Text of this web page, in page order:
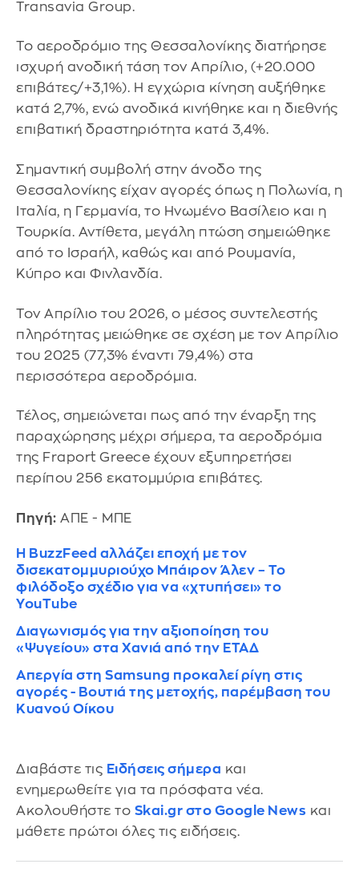
Transavia Group.
Το αεροδρόμιο της Θεσσαλονίκης διατήρησε
ισχυρή ανοδική τάση τον Απρίλιο, (+20.000
επιβάτες/+3,1%). Η εγχώρια κίνηση αυξήθηκε
κατά 2,7%, ενώ ανοδικά κινήθηκε και η διεθνής
επιβατική δραστηριότητα κατά 3,4%.
Σημαντική συμβολή στην άνοδο της
Θεσσαλονίκης είχαν αγορές όπως η Πολωνία, η
Ιταλία, η Γερμανία, το Ηνωμένο Βασίλειο και η
Τουρκία. Αντίθετα, μεγάλη πτώση σημειώθηκε
από το Ισραήλ, καθώς και από Ρουμανία,
Κύπρο και Φινλανδία.
Τον Απρίλιο του 2026, ο μέσος συντελεστής
πληρότητας μειώθηκε σε σχέση με τον Απρίλιο
του 2025 (77,3% έναντι 79,4%) στα
περισσότερα αεροδρόμια.
Τέλος, σημειώνεται πως από την έναρξη της
παραχώρησης μέχρι σήμερα, τα αεροδρόμια
της Fraport Greece έχουν εξυπηρετήσει
περίπου 256 εκατομμύρια επιβάτες.
Πηγή: ΑΠΕ - ΜΠΕ
Η BuzzFeed αλλάζει εποχή με τον
δισεκατομμυριούχο Μπάιρον Άλεν – Το
φιλόδοξο σχέδιο για να «χτυπήσει» το
YouTube
Διαγωνισμός για την αξιοποίηση του
«Ψυγείου» στα Χανιά από την ΕΤΑΔ
Απεργία στη Samsung προκαλεί ρίγη στις
αγορές - Βουτιά της μετοχής, παρέμβαση του
Κυανού Οίκου
Διαβάστε τις Ειδήσεις σήμερα και
ενημερωθείτε για τα πρόσφατα νέα.
Ακολουθήστε το Skai.gr στο Google News και
μάθετε πρώτοι όλες τις ειδήσεις.